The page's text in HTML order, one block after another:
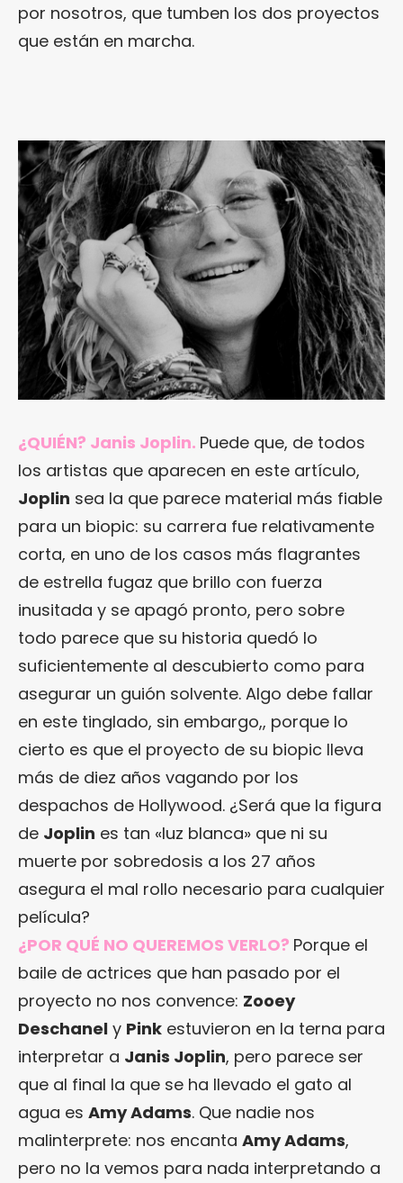
por nosotros, que tumben los dos proyectos
que están en marcha.
¿QUIÉN? Janis Joplin. Puede que, de todos
los artistas que aparecen en este artículo,
Joplin sea la que parece material más fiable
para un biopic: su carrera fue relativamente
corta, en uno de los casos más flagrantes
de estrella fugaz que brillo con fuerza
inusitada y se apagó pronto, pero sobre
todo parece que su historia quedó lo
suficientemente al descubierto como para
asegurar un guión solvente. Algo debe fallar
en este tinglado, sin embargo,, porque lo
cierto es que el proyecto de su biopic lleva
más de diez años vagando por los
despachos de Hollywood. ¿Será que la figura
de Joplin es tan «luz blanca» que ni su
muerte por sobredosis a los 27 años
asegura el mal rollo necesario para cualquier
película?
¿POR QUÉ NO QUEREMOS VERLO? Porque el
baile de actrices que han pasado por el
proyecto no nos convence: Zooey
Deschanel y Pink estuvieron en la terna para
interpretar a Janis Joplin, pero parece ser
que al final la que se ha llevado el gato al
agua es Amy Adams. Que nadie nos
malinterprete: nos encanta Amy Adams,
pero no la vemos para nada interpretando a